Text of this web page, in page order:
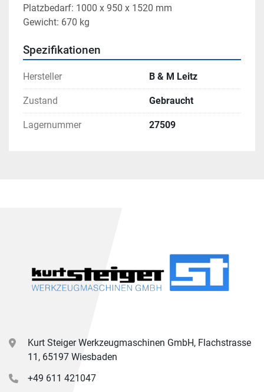
Platzbedarf: 1000 x 950 x 1520 mm
Gewicht: 670 kg
Spezifikationen
Hersteller B & M Leitz
Zustand Gebraucht
Lagernummer 27509
Kurt Steiger Werkzeugmaschinen GmbH, Flachstrasse
11, 65197 Wiesbaden
+49 611 421047